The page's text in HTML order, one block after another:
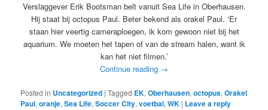
Verslaggever Erik Bootsman belt vanuit Sea Life in Oberhausen.
Hij staat bij octopus Paul. Beter bekend als orakel Paul. ‘Er
staan hier veertig cameraploegen, ik kom gewoon niet bij het
aquarium. We moeten het tapen of van de stream halen, want ik
kan het niet filmen.’
Continue reading →
Posted in Uncategorized |Tagged EK,Oberhausen,octopus,Orakel
Paul,oranje,Sea Life,Soccer City,voetbal,WK | Leave a reply